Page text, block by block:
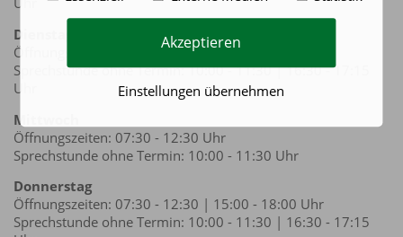
Dienstag
Öffnungszeiten: 07:30 - 12:30 | 15:00 - 18:00 Uhr
Sprechstunde ohne Termin: 10:00 - 11:30 | 16:30 - 17:15
Uhr
Mittwoch
Öffnungszeiten: 07:30 - 12:30 Uhr
Sprechstunde ohne Termin: 10:00 - 11:30 Uhr
Donnerstag
Öffnungszeiten: 07:30 - 12:30 | 15:00 - 18:00 Uhr
Sprechstunde ohne Termin: 10:00 - 11:30 | 16:30 - 17:15
Akzeptieren
Einstellungen übernehmen